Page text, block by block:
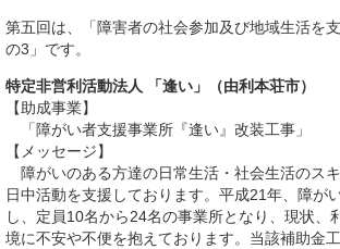
第五回は、「障害者の社会参加及び地域生活を
の3」です。
特定非営利活動法人 「逢い」（由利本荘市）
【助成事業】
「障がい者支援事業所『逢い』改装工事」
【メッセージ】
障がいのある方達の日常生活・社会生活のスキ
日中活動を支援しております。平成21年、障が
し、定員10名から24名の事業所となり、現状、
境に不安や不便を抱えております。当該補助金